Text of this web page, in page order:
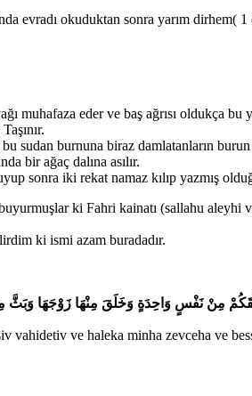
evradı okuduktan sonra yarım
muhafaza eder ve baş ağrısı oldukça bu
sudan burnuna biraz damlatanların
bir ağaç dalına asılır.
sonra iki rekat namaz kılıp yazmış
ki Fahri kainatı (sallahu
ki ismi azam buradadır.
مِنْ نَفْسٍ وَاحِدَةٍ وَخَلَقَ مِنْهَا زَوْجَهَا وَبَثَّ
ve haleka minha zevceha ve